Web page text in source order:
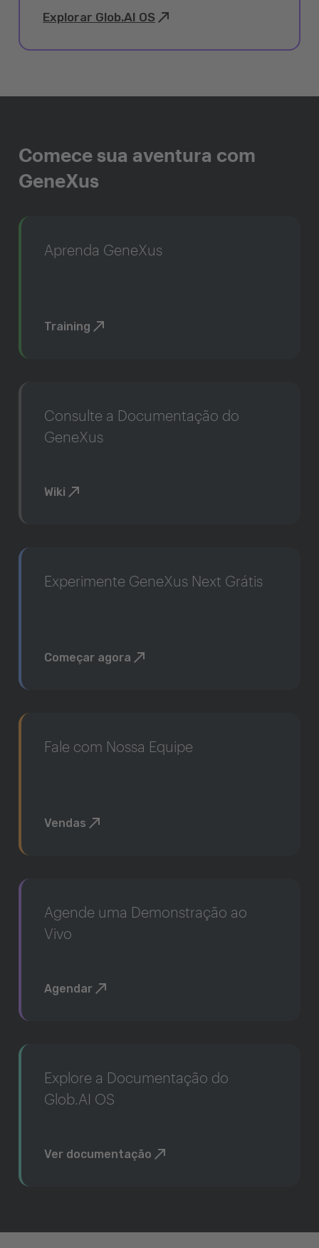
Explorar Glob.AI OS
Comece sua aventura com
GeneXus
Aprenda GeneXus
Training
Consulte a Documentação do
GeneXus
Wiki
Experimente GeneXus Next Grátis
Começar agora
Fale com Nossa Equipe
Vendas
Agende uma Demonstração ao
Vivo
Agendar
Explore a Documentação do
Glob.AI OS
Ver documentação